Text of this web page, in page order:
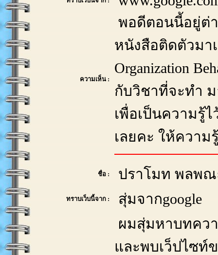
ความเห็น :
พอดีตอนนี้อยู่ต่า
หนังสือติดตัวมา
Organization
กับวิชาที่จะทำ
เพื่อเป็นความรู้
เลยคะ ให้ความ
ชื่อ : ปราโมท พลพ
ทราบเว็บนี้จาก : สุ่มจากgoogle
ผมสุ่มหาบทคว
และพบเว็ปไซท์